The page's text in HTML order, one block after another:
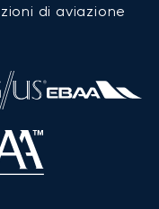
di aviazione